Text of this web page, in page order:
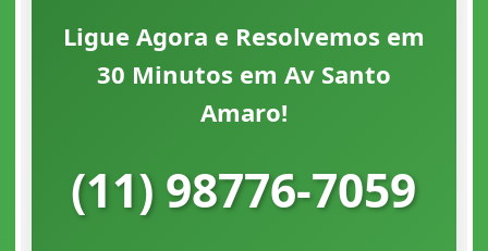
Ligue Agora e Resolvemos em
30 Minutos em Av Santo
Amaro!
(11) 98776-7059